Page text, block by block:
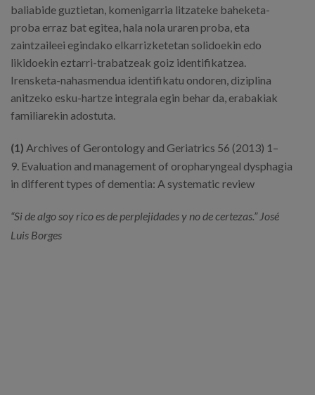
baliabide guztietan, komenigarria litzateke baheketa-
proba erraz bat egitea, hala nola uraren proba, eta
zaintzaileei egindako elkarrizketetan solidoekin edo
likidoekin eztarri-trabatzeak goiz identifikatzea.
Irensketa-nahasmendua identifikatu ondoren, diziplina
anitzeko esku-hartze integrala egin behar da, erabakiak
familiarekin adostuta.
(1) Archives of Gerontology and Geriatrics 56 (2013) 1–
9. Evaluation and management of oropharyngeal dysphagia
in different types of dementia: A systematic review
“Si de algo soy rico es de perplejidades y no de certezas.” José
Luis Borges